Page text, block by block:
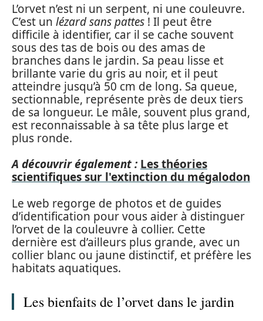
L’orvet n’est ni un serpent, ni une couleuvre.
C’est un lézard sans pattes ! Il peut être
difficile à identifier, car il se cache souvent
sous des tas de bois ou des amas de
branches dans le jardin. Sa peau lisse et
brillante varie du gris au noir, et il peut
atteindre jusqu’à 50 cm de long. Sa queue,
sectionnable, représente près de deux tiers
de sa longueur. Le mâle, souvent plus grand,
est reconnaissable à sa tête plus large et
plus ronde.
A découvrir également : Les théories
scientifiques sur l'extinction du mégalodon
Le web regorge de photos et de guides
d’identification pour vous aider à distinguer
l’orvet de la couleuvre à collier. Cette
dernière est d’ailleurs plus grande, avec un
collier blanc ou jaune distinctif, et préfère les
habitats aquatiques.
Les bienfaits de l’orvet dans le jardin